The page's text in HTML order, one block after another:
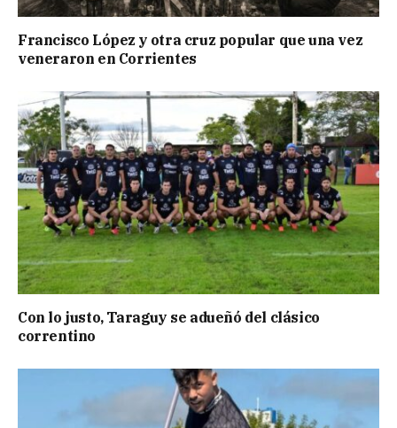
Francisco López y otra cruz popular que una vez
veneraron en Corrientes
Con lo justo, Taraguy se adueñó del clásico
correntino